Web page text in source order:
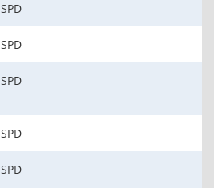
SPD
SPD
SPD
SPD
SPD